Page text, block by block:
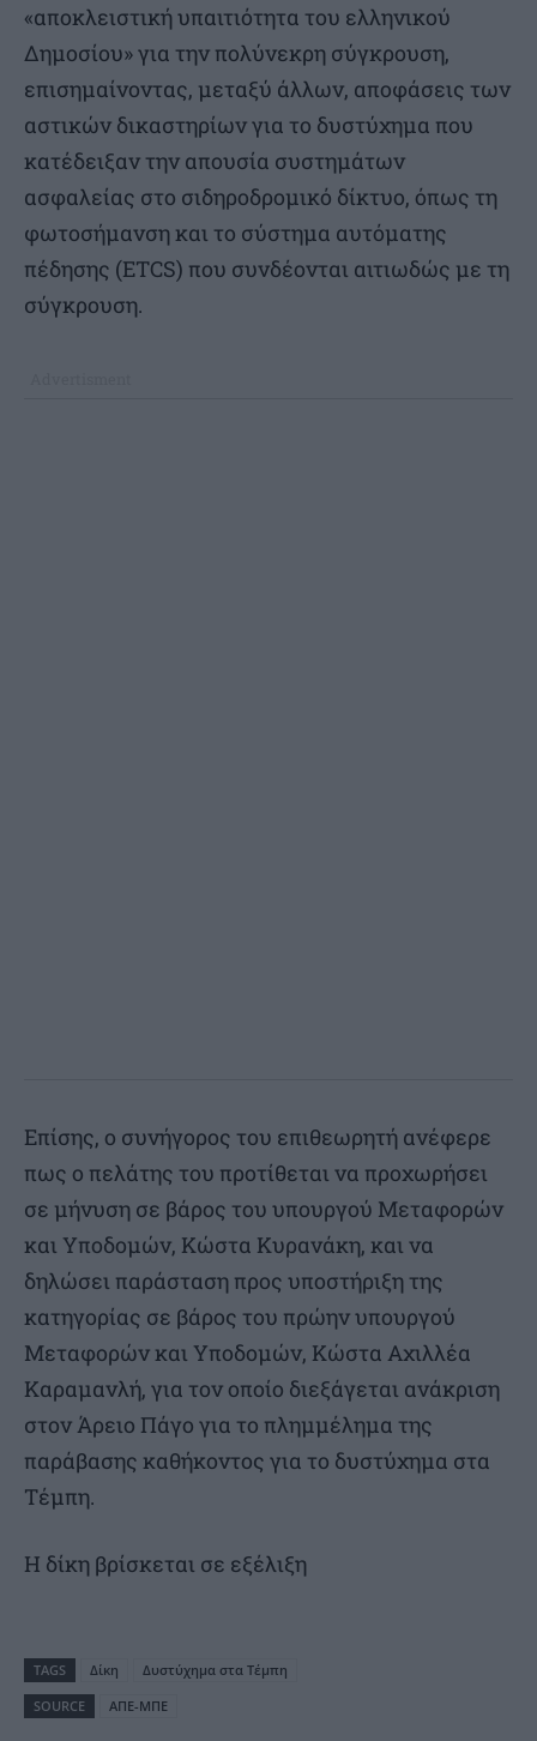
«αποκλειστική υπαιτιότητα του ελληνικού
Δημοσίου» για την πολύνεκρη σύγκρουση,
επισημαίνοντας, μεταξύ άλλων, αποφάσεις των
αστικών δικαστηρίων για το δυστύχημα που
κατέδειξαν την απουσία συστημάτων
ασφαλείας στο σιδηροδρομικό δίκτυο, όπως τη
φωτοσήμανση και το σύστημα αυτόματης
πέδησης (ETCS) που συνδέονται αιτιωδώς με τη
σύγκρουση.
Επίσης, ο συνήγορος του επιθεωρητή ανέφερε
πως ο πελάτης του προτίθεται να προχωρήσει
σε μήνυση σε βάρος του υπουργού Μεταφορών
και Υποδομών, Κώστα Κυρανάκη, και να
δηλώσει παράσταση προς υποστήριξη της
κατηγορίας σε βάρος του πρώην υπουργού
Μεταφορών και Υποδομών, Κώστα Αχιλλέα
Καραμανλή, για τον οποίο διεξάγεται ανάκριση
στον Άρειο Πάγο για το πλημμέλημα της
παράβασης καθήκοντος για το δυστύχημα στα
Τέμπη.
Η δίκη βρίσκεται σε εξέλιξη
TAGS Δίκη
Δυστύχημα στα Τέμπη
SOURCE
ΑΠΕ-ΜΠΕ